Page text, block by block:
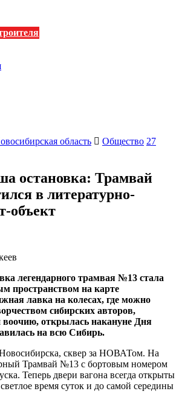
область Общество 27
остановка: Трамвай
в литературно-
объект
легендарного трамвая №13 стала
пространством на карте
лавка на колесах, где можно
сибирских авторов,
открылась накануне Дня
на всю Сибирь.
сквер за НОВАТом. На
Трамвай №13 с бортовым номером
Теперь двери вагона всегда открыты
время суток и до самой середины